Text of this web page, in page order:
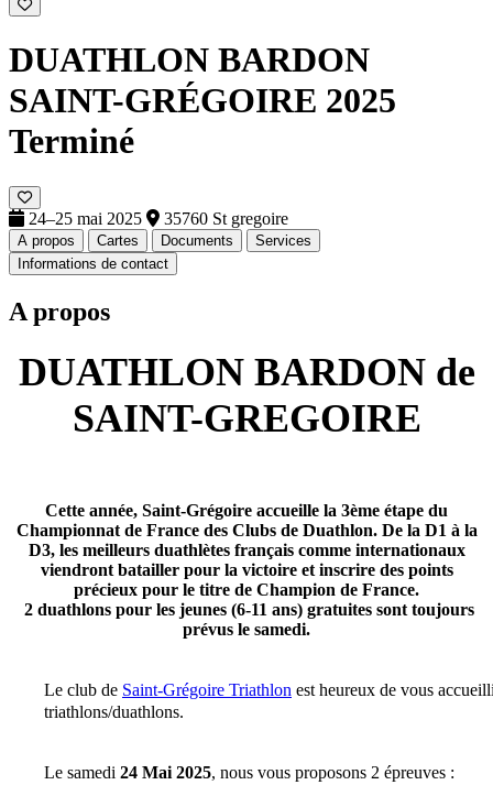
DUATHLON BARDON
SAINT-GRÉGOIRE 2025
Terminé
24–25 mai 2025 35760 St gregoire
A propos Cartes Documents
Services
Informations de contact
A propos
DUATHLON BARDON de
SAINT-GREGOIRE
Cette année, Saint-Grégoire accueille la 3ème étape du
Championnat de France des Clubs de Duathlon. De la D1 à la
D3, les meilleurs duathlètes français comme internationaux
viendront batailler pour la victoire et inscrire des points
précieux pour le titre de Champion de France.
2 duathlons pour les jeunes (6-11 ans) gratuites sont toujours
prévus le samedi.
Le club de Saint-Grégoire Triathlon est heureux de vous
triathlons/duathlons.
Le samedi 24 Mai 2025, nous vous proposons 2 épreuves :